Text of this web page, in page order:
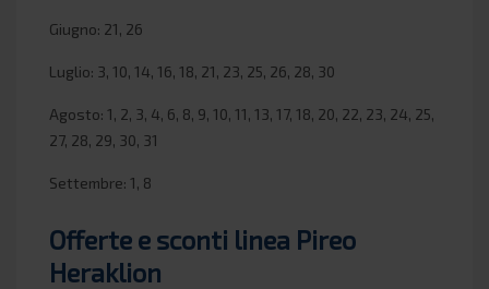
Giugno: 21, 26
Luglio: 3, 10, 14, 16, 18, 21, 23, 25, 26, 28, 30
Agosto: 1, 2, 3, 4, 6, 8, 9, 10, 11, 13, 17, 18, 20, 22, 23, 24, 25,
27, 28, 29, 30, 31
Settembre: 1, 8
Offerte e sconti linea Pireo
Heraklion